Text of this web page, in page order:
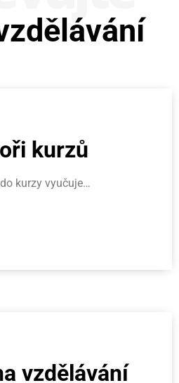
kurzů
kurzy vyučuje…
vzdělávání